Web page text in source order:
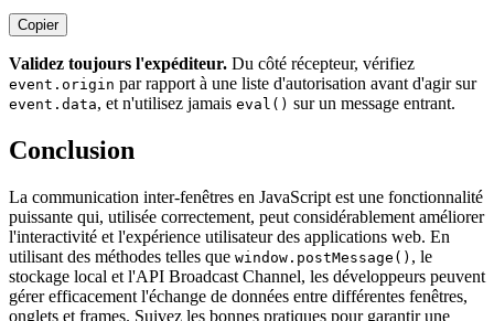
Copier
Validez toujours l'expéditeur. Du côté récepteur, vérifiez
event.origin par rapport à une liste d'autorisation avant d'agir sur
event.data, et n'utilisez jamais eval() sur un message entrant.
Conclusion
La communication inter-fenêtres en JavaScript est une fonctionnalité
puissante qui, utilisée correctement, peut considérablement améliorer
l'interactivité et l'expérience utilisateur des applications web. En
utilisant des méthodes telles que window.postMessage() , le
stockage local et l'API Broadcast Channel, les développeurs peuvent
gérer efficacement l'échange de données entre différentes fenêtres,
onglets et frames. Suivez les bonnes pratiques pour garantir une